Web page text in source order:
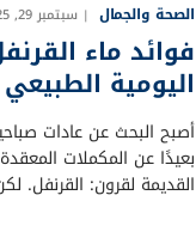
الصحة والجمال سبتمبر 29, 2025
فوائد ماء
اليومية الطبيعي
أصبح البحث عن عادات
بعيدًا عن المكملات
القديمة لقرون: القرنفل.